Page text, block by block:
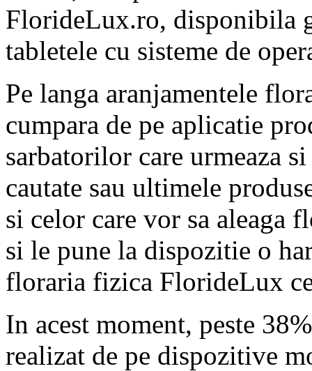
FlorideLux.ro, disponibila
tabletele cu sisteme de
Pe langa aranjamentele
cumpara de pe aplicatie
sarbatorilor care urmeaza
cautate sau ultimele
si celor care vor sa aleaga
si le pune la dispozitie o
floraria fizica FlorideLux
In acest moment, peste
realizat de pe dispozitive